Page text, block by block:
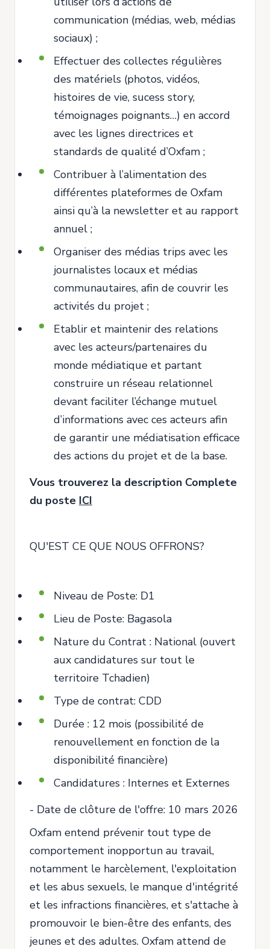
communication (médias, web, médias
sociaux) ;
Effectuer des collectes régulières
des matériels (photos, vidéos,
histoires de vie, sucess story,
témoignages poignants…) en accord
avec les lignes directrices et
standards de qualité d’Oxfam ;
Contribuer à l’alimentation des
différentes plateformes de Oxfam
ainsi qu’à la newsletter et au rapport
annuel ;
Organiser des médias trips avec les
journalistes locaux et médias
communautaires, afin de couvrir les
activités du projet ;
Etablir et maintenir des relations
avec les acteurs/partenaires du
monde médiatique et partant
construire un réseau relationnel
devant faciliter l’échange mutuel
d’informations avec ces acteurs afin
de garantir une médiatisation efficace
des actions du projet et de la base.
Vous trouverez la description Complete
du poste ICI
QU'EST CE QUE NOUS OFFRONS?
Niveau de Poste: D1
Lieu de Poste: Bagasola
Nature du Contrat : National (ouvert
aux candidatures sur tout le
territoire Tchadien)
Type de contrat: CDD
Durée : 12 mois (possibilité de
renouvellement en fonction de la
disponibilité financière)
Candidatures : Internes et Externes
- Date de clôture de l'offre: 10 mars 2026
Oxfam entend prévenir tout type de
comportement inopportun au travail,
notamment le harcèlement, l'exploitation
et les abus sexuels, le manque d'intégrité
et les infractions financières, et s'attache à
promouvoir le bien-être des enfants, des
jeunes et des adultes. Oxfam attend de